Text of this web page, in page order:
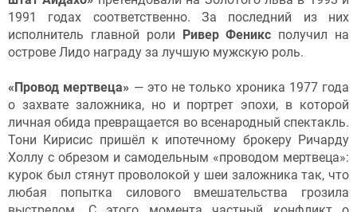
1991 годах соответственно. За последний из них
исполнитель главной роли
Ривер Феникс получил на
острове Лидо награду за лучшую мужскую роль.
«Провод мертвеца» — это не только хроника 1977 года
о захвате заложника, но и портрет эпохи, в которой
личная обида превращается во всенародный спектакль.
Тони Кирисис пришёл к ипотечному брокеру Ричарду
Холлу с обрезом и самодельным «проводом мертвеца»:
курок был стянут проволокой у шеи заложника так, что
любая попытка силового вмешательства грозила